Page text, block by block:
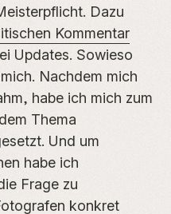
Dazu
Kommentar
Updates. Sowieso
Nachdem mich
habe ich mich zum
Thema
Und um
habe ich
Frage zu
konkret